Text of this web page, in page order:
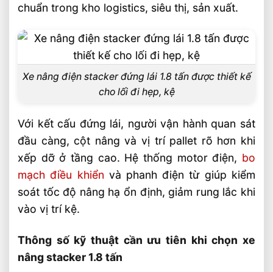
So sánh nhanh với xe nâng tay cao và
pallet truck điện
Câu hỏi thường gặp về xe nâng điện
stacker đứng lái 1.8 tấn cho kho kệ cao FAQ
Xe nâng điện stacker đứng lái 1.8 tấn
Pin lithium và ắc quy AGM khác nhau thế
nào khi dùng cho stacker?
Kho nào nên chọn stacker đứng lái thay
vì xe nâng tay cao?
Video: Xe Nâng Điện Stacker Đứng Lái 1.8
Sản phẩm đề xuất
Liên hệ mua sản phẩm
chuẩn trong kho logistics, siêu thị, sản xuất.
Xe nâng điện stacker đứng lái 1.8 tấn được thiết kế
cho lối đi hẹp, kệ
Với kết cấu đứng lái, người vận hành quan sát
đầu càng, cột nâng và vị trí pallet rõ hơn khi
xếp dỡ ở tầng cao. Hệ thống motor điện, bo
mạch điều khiển và phanh điện từ giúp kiểm
soát tốc độ nâng hạ ổn định, giảm rung lắc khi
vào vị trí kệ.
Thông số kỹ thuật cần ưu tiên khi chọn xe
nâng stacker 1.8 tấn